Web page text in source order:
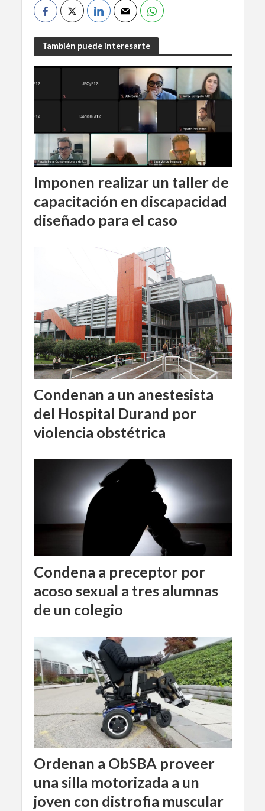
También puede interesarte
Imponen realizar un taller de
capacitación en discapacidad
diseñado para el caso
Condenan a un anestesista
del Hospital Durand por
violencia obstétrica
Condena a preceptor por
acoso sexual a tres alumnas
de un colegio
Ordenan a ObSBA proveer
una silla motorizada a un
joven con distrofia muscular